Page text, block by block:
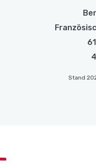
Stand